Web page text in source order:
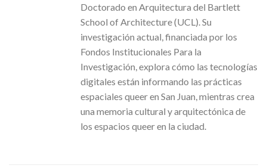
Doctorado en Arquitectura del Bartlett
School of Architecture (UCL). Su
investigación actual, financiada por los
Fondos Institucionales Para la
Investigación, explora cómo las tecnologías
digitales están informando las prácticas
espaciales queer en San Juan, mientras crea
una memoria cultural y arquitectónica de
los espacios queer en la ciudad.